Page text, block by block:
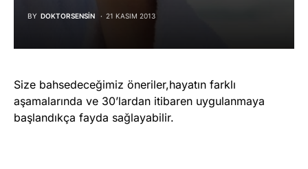
BY DOKTORSENSIN 21 KASIM 2013
Size bahsedeceğimiz öneriler,hayatın farklı
aşamalarında ve 30’lardan itibaren uygulanmaya
başlandıkça fayda sağlayabilir.